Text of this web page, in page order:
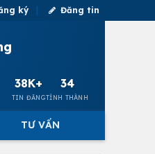
ký Đăng tin
38K+
TIN ĐĂNG
34
TỈNH THÀNH
TƯ VẤN